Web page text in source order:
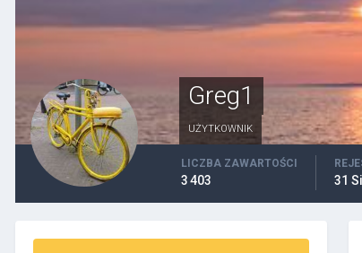
Greg1
UŻYTKOWNIK
LICZBA ZAWARTOŚCI
3 403 31